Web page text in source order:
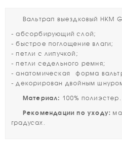
Вальтрап выездковый HKM
- абсорбирующий слой;
- быстрое поглощение влаги;
- петли с липучкой;
- петли седельного ремня;
- анатомическая форма
- декорирован двойным
Материал: 100% полиэстер.
Рекомендации по уходу:
градусах.